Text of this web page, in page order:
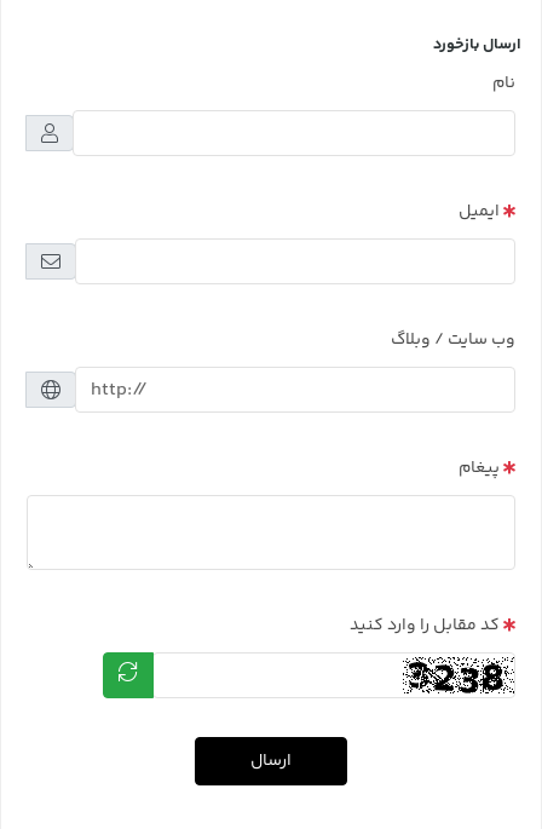
ارسال بازخورد
نام
ایمیل
وب سایت / وبلاگ
پیغام
کد مقابل را وارد کنید
ارسال